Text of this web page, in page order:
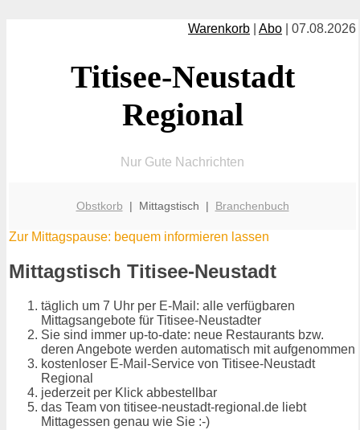
Warenkorb Abo | 07.08.2026
Titisee-Neustadt
Regional
Nur Gute Nachrichten
Obstkorb | Mittagstisch | Branchenbuch
Zur Mittagspause: bequem informieren lassen
Mittagstisch Titisee-Neustadt
täglich um 7 Uhr per E-Mail: alle verfügbaren
Mittagsangebote für Titisee-Neustadter
Sie sind immer up-to-date: neue Restaurants bzw.
deren Angebote werden automatisch mit aufgenommen
kostenloser E-Mail-Service von Titisee-Neustadt
Regional
jederzeit per Klick abbestellbar
das Team von titisee-neustadt-regional.de liebt
Mittagessen genau wie Sie :-)